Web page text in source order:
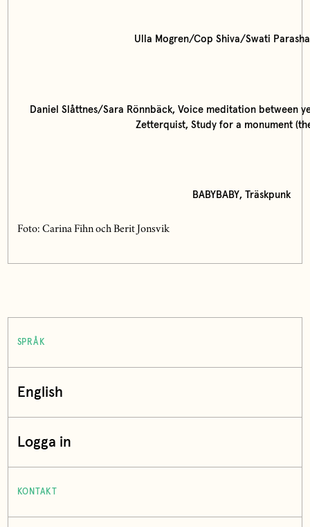
Ulla Mogren/Cop Shiva/Swati
Daniel Slåttnes/Sara Rönnbäck, Voice meditation between
Zetterquist, Study for a monument
BABYBABY, Träskpunk
Foto: Carina Fihn och Berit Jonsvik
SPRÅK
English
Logga in
KONTAKT